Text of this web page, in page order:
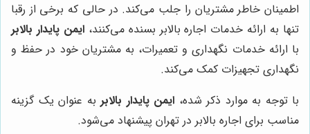
اطمینان خاطر مشتریان را جلب می‌کند. در حالی که برخی از رقبا
تنها به ارائه خدمات اجاره بالابر بسنده می‌کنند،ایمن پایدار بالابر
با ارائه خدمات نگهداری و تعمیرات، به مشتریان خود در حفظ و
نگهداری تجهیزات کمک می‌کند.
با توجه به موارد ذکر شده، ایمن پایدار بالابر به عنوان یک گزینه
مناسب برای اجاره بالابر در تهران پیشنهاد می‌شود.